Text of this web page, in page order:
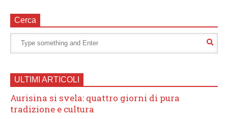
Cerca
ULTIMI ARTICOLI
Aurisina si svela: quattro giorni di pura
tradizione e cultura